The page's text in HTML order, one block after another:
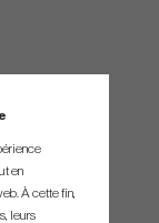
en
À cette fin,
leurs